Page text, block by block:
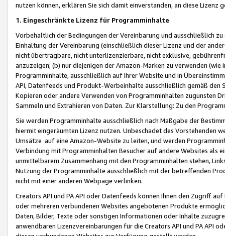
nutzen können, erklären Sie sich damit einverstanden, an diese Lizenz
1. Eingeschränkte Lizenz für Programminhalte
Vorbehaltlich der Bedingungen der Vereinbarung und ausschließlich
Einhaltung der Vereinbarung (einschließlich dieser Lizenz und der
nicht übertragbare, nicht unterlizenzierbare, nicht exklusive,
anzuzeigen; (b) nur diejenigen der Amazon-Marken zu verwenden
Programminhalte, ausschließlich auf Ihrer Website und in
API, Datenfeeds und Produkt-Werbeinhalte ausschließlich gemäß
Kopieren oder andere Verwenden von Programminhalten zugunsten
Sammeln und Extrahieren von Daten. Zur Klarstellung: Zu den
Sie werden Programminhalte ausschließlich nach Maßgabe der
hiermit eingeräumten Lizenz nutzen. Unbeschadet des Vorstehenden
Umsätze auf eine Amazon-Website zu leiten, und werden
Verbindung mit Programminhalten Besucher auf andere Websites als
unmittelbarem Zusammenhang mit den Programminhalten stehen,
Nutzung der Programminhalte ausschließlich mit der betreffenden
nicht mit einer anderen Webpage verlinken.
Creators API und PA API oder Datenfeeds können Ihnen den Zugriff
oder mehreren verbundenen Websites angebotenen Produkte
Daten, Bilder, Texte oder sonstigen Informationen oder Inhalte
anwendbaren Lizenzvereinbarungen für die Creators API und PA API